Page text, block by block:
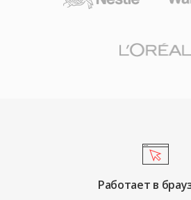
Работает в